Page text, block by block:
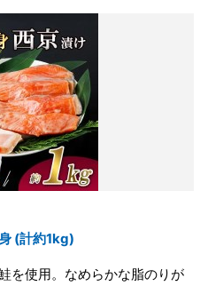
(計約1kg)
を使用。なめらかな脂のりが